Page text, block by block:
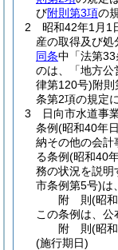
び附則第3項の
2
昭和42年1月1
産の取得及び処
同条中「法第
のは、「地方公
律第120号)附
条第2項の規定
3
日向市水道事
条例(昭和40年
納その他の会計
る条例(昭和40
務の状況を説明
市条例第5号)は
附 則(昭
この条例は、公
附 則(昭
(施行期日)